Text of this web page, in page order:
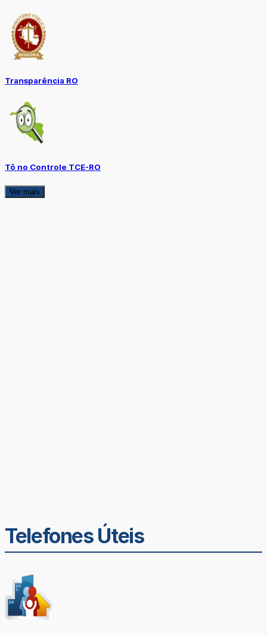
Transparência RO
Tô no Controle TCE-RO
Ver mais
Telefones Úteis